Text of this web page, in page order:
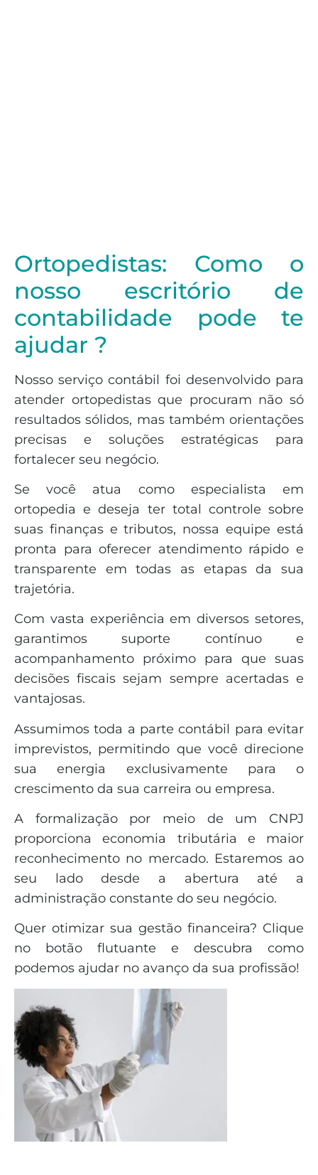
Ortopedistas: Como o
nosso escritório de
contabilidade pode te
ajudar ?
Nosso serviço contábil foi desenvolvido para
atender ortopedistas que procuram não só
resultados sólidos, mas também orientações
precisas e soluções estratégicas para
fortalecer seu negócio.
Se você atua como especialista em
ortopedia e deseja ter total controle sobre
suas finanças e tributos, nossa equipe está
pronta para oferecer atendimento rápido e
transparente em todas as etapas da sua
trajetória.
Com vasta experiência em diversos setores,
garantimos suporte contínuo e
acompanhamento próximo para que suas
decisões fiscais sejam sempre acertadas e
vantajosas.
Assumimos toda a parte contábil para evitar
imprevistos, permitindo que você direcione
sua energia exclusivamente para o
crescimento da sua carreira ou empresa.
A formalização por meio de um CNPJ
proporciona economia tributária e maior
reconhecimento no mercado. Estaremos ao
seu lado desde a abertura até a
administração constante do seu negócio.
Quer otimizar sua gestão financeira? Clique
no botão flutuante e descubra como
podemos ajudar no avanço da sua profissão!